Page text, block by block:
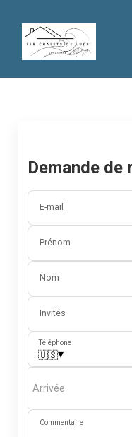
Demande de
E-mail
Prénom
Nom
Invités
Téléphone
🇺🇸▾
Arrivée
Commentaire